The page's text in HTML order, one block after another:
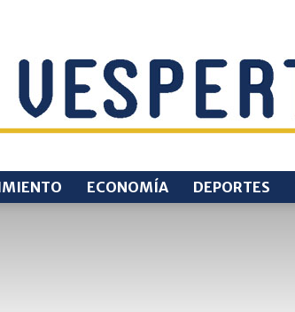
ECONOMÍA DEPORTES